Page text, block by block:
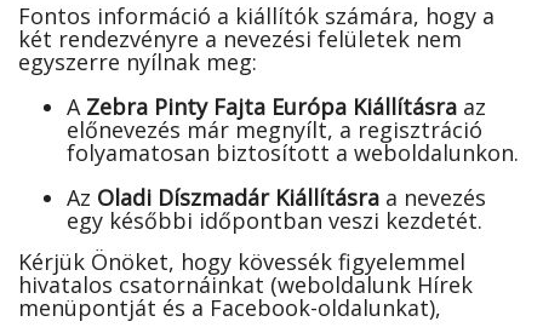
Fontos információ a kiállítók számára, hogy a
két rendezvényre a nevezési felületek nem
egyszerre nyílnak meg:
A Zebra Pinty Fajta Európa Kiállításra az
előnevezés már megnyílt, a regisztráció
folyamatosan biztosított a weboldalunkon.
Az Oladi Díszmadár Kiállításra a nevezés
egy későbbi időpontban veszi kezdetét.
Kérjük Önöket, hogy kövessék figyelemmel
hivatalos csatornáinkat (weboldalunk Hírek
menüpontját és a Facebook-oldalunkat),